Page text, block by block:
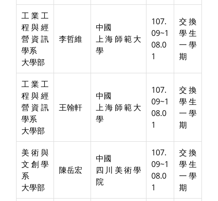
工業工
程與經
營資訊
學系
大學部
李哲維
中國
上海師範大
學
107.
09~1
08.0
1
交換
學生
一學
期
工業工
程與經
營資訊
學系
大學部
王翰軒
中國
上海師範大
學
107.
09~1
08.0
1
交換
學生
一學
期
美術與
文創學
系
大學部
陳岳宏
中國
四川美術學
院
107.
09~1
08.0
1
交換
學生
一學
期